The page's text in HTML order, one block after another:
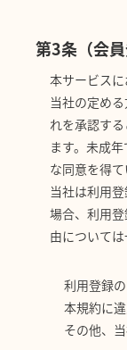
第3条（会員
本サービス
当社の定め
れを承認す
ます。未成
な同意を得て
当社は利用
場合、利用
由について
利用登録
本規約に
その他、